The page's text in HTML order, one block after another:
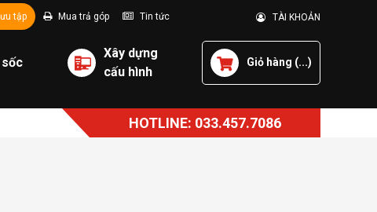
tập Mua trả góp Tin tức TÀI KHOẢN
sốc
Xây dựng
cấu hình
Giỏ hàng (...)
HOTLINE: 033.457.7086